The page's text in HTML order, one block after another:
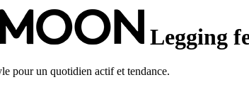
Legging
pour un quotidien actif et tendance.